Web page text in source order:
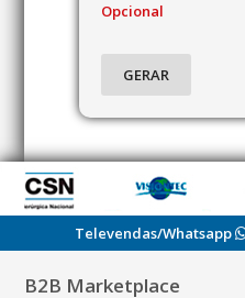
Opcional
Televendas/Whatsapp
B2B Marketplace